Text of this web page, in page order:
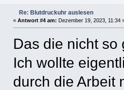
Re: Blutdruckuhr auslesen
« Antwort #4 am: Dezember 19, 2023, 11:34
Das die nicht so
Ich wollte
durch die Arbeit